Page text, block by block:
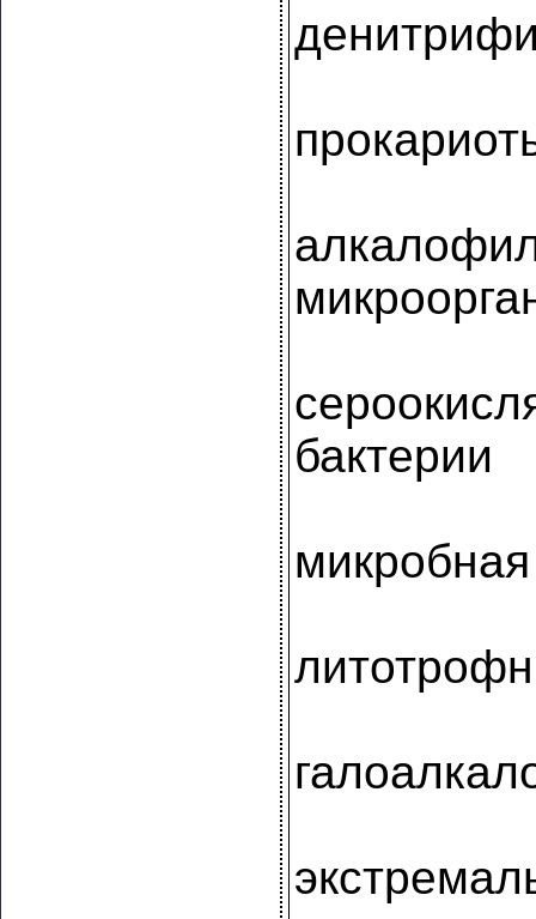
бактерии